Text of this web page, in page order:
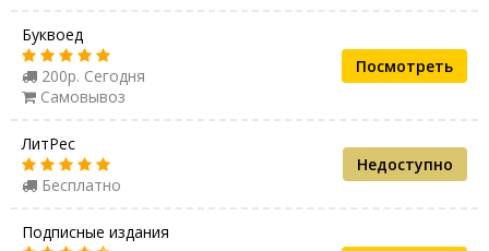
Буквоед
200р. Сегодня
Самовывоз
Посмотреть
ЛитРес
Бесплатно
Недоступно
Подписные издания